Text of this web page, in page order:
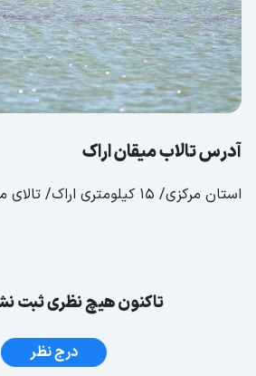
آدرس تالاب میقان اراک
استان مرکزی/ 15 کیلومتری اراک/ تالای میقان
تاکنون هیچ نظری ثبت
درج نظر